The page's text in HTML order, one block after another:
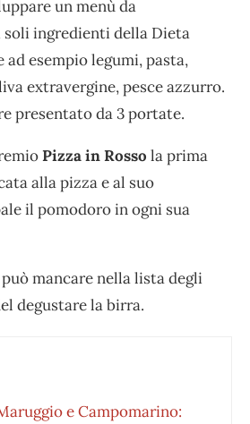
un menù da
ingredienti della Dieta
esempio legumi, pasta,
extravergine, pesce azzurro.
presentato da 3 portate.
Pizza in Rosso la prima
alla pizza e al suo
il pomodoro in ogni sua
mancare nella lista degli
degustare la birra.
e Campomarino: